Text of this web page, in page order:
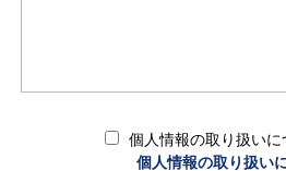
個人情報の取り扱い
個人情報の取り扱い